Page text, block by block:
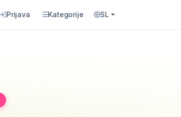
Prijava Kategorije SL